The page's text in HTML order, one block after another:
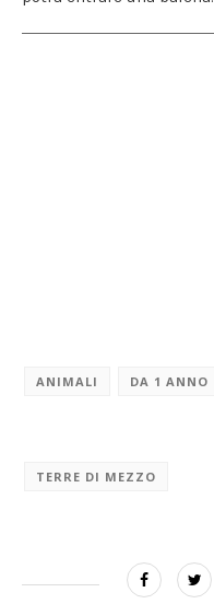
ANIMALI DA 1 ANNO
TERRE DI MEZZO